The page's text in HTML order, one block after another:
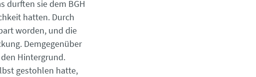
durften sie dem BGH
hatten. Durch
worden, und die
Demgegenüber
Hintergrund.
gestohlen hatte,